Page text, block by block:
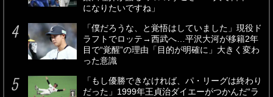
になりたいですね」
「僕だろうな、と覚悟はしていました」現役ド
ラフトでロッテ→西武へ…平沢大河が移籍2年
目で“覚醒”の理由「目的が明確に」大きく変わ
った意識
「もし優勝できなければ、パ・リーグは終わり
だった」1999年王貞治ダイエーがつかんだ“ラ